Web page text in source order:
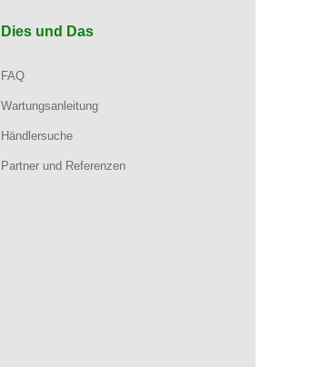
Dies und Das
FAQ
Wartungsanleitung
Händlersuche
Partner und Referenzen